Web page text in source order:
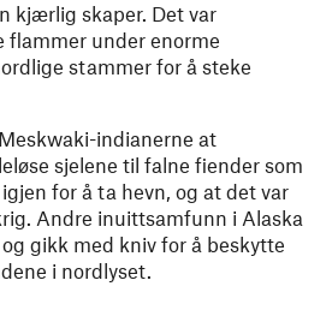
kjærlig skaper. Det var
flammer under enorme
stammer for å steke
indianerne at
sjelene til falne fiender som
for å ta hevn, og at det var
Andre inuittsamfunn i Alaska
gikk med kniv for å beskytte
i nordlyset.